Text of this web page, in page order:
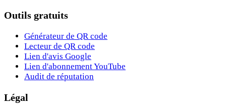
Outils gratuits
Générateur de QR code
Lecteur de QR code
Lien d'avis Google
Lien d'abonnement YouTube
Audit de réputation
Légal